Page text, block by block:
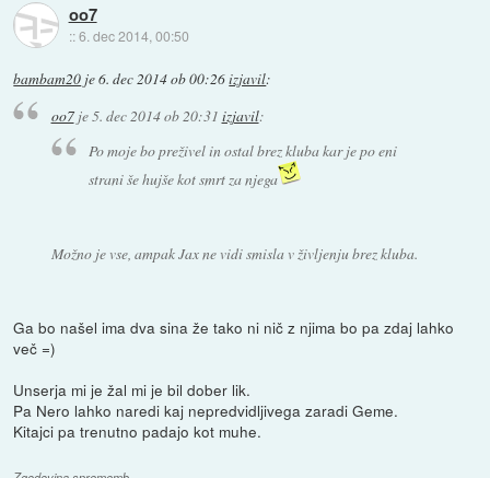
oo7
::6. dec 2014, 00:50
bambam20 je6. dec 2014 ob 00:26izjavil:
oo7je5. dec 2014 ob 20:31 izjavil:
Po moje bo preživel in ostal brez kluba kar je po eni
strani še hujše kot smrt za njega
Možno je vse, ampak Jax ne vidi smisla v življenju brez kluba.
Ga bo našel ima dva sina že tako ni nič z njima bo pa zdaj lahko
več =)
Unserja mi je žal mi je bil dober lik.
Pa Nero lahko naredi kaj nepredvidljivega zaradi Geme.
Kitajci pa trenutno padajo kot muhe.